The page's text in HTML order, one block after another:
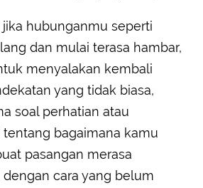
hubunganmu seperti
dan mulai terasa hambar,
menyalakan kembali
yang tidak biasa,
soal perhatian atau
bagaimana kamu
pasangan merasa
cara yang belum